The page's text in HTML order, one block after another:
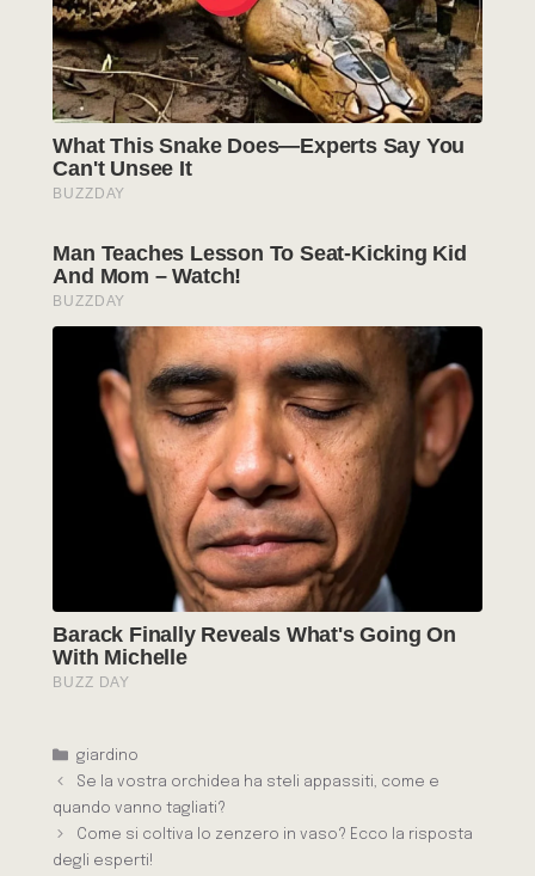
Categorie
giardino
Se la vostra orchidea ha steli appassiti, come e
quando vanno tagliati?
Come si coltiva lo zenzero in vaso? Ecco la risposta
degli esperti!